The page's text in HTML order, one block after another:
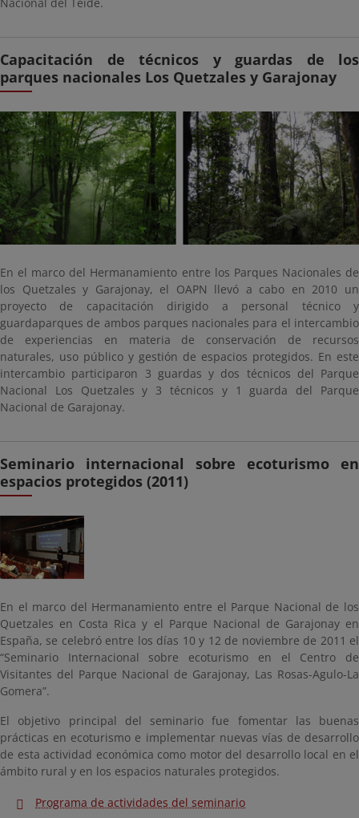
Nacional del Teide.
Capacitación de técnicos y guardas de los
parques nacionales Los Quetzales y Garajonay
En el marco del Hermanamiento entre los Parques Nacionales de
los Quetzales y Garajonay, el OAPN llevó a cabo en 2010 un
proyecto de capacitación dirigido a personal técnico y
guardaparques de ambos parques nacionales para el intercambio
de experiencias en materia de conservación de recursos
naturales, uso público y gestión de espacios protegidos. En este
intercambio participaron 3 guardas y dos técnicos del Parque
Nacional Los Quetzales y 3 técnicos y 1 guarda del Parque
Nacional de Garajonay.
Seminario internacional sobre ecoturismo en
espacios protegidos (2011)
En el marco del Hermanamiento entre el Parque Nacional de los
Quetzales en Costa Rica y el Parque Nacional de Garajonay en
España, se celebró entre los días 10 y 12 de noviembre de 2011 el
“Seminario Internacional sobre ecoturismo en el Centro de
Visitantes del Parque Nacional de Garajonay, Las Rosas-Agulo-La
Gomera”.
El objetivo principal del seminario fue fomentar las buenas
prácticas en ecoturismo e implementar nuevas vías de desarrollo
de esta actividad económica como motor del desarrollo local en el
ámbito rural y en los espacios naturales protegidos.
Programa de actividades del seminario